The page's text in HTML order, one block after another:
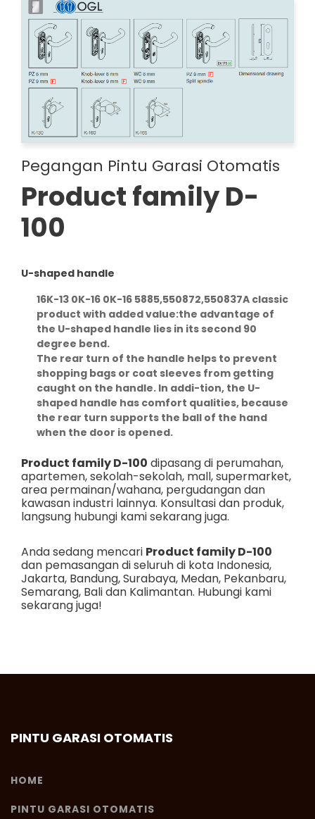
Pegangan Pintu Garasi Otomatis
Product family D-
100
U-shaped handle
16K-13 0K-16 0K-16 5885,550872,550837A classic
product with added value:the advantage of
the U-shaped handle lies in its second 90
degree bend.
The rear turn of the handle helps to prevent
shopping bags or coat sleeves from getting
caught on the handle. In addi-tion, the U-
shaped handle has comfort qualities, because
the rear turn supports the ball of the hand
when the door is opened.
Product family D-100 dipasang di perumahan,
apartemen, sekolah-sekolah, mall, supermarket,
area permainan/wahana, pergudangan dan
kawasan industri lainnya. Konsultasi dan produk,
langsung hubungi kami sekarang juga.
Anda sedang mencari Product family D-100
dan pemasangan di seluruh di kota Indonesia,
Jakarta, Bandung,Surabaya, Medan, Pekanbaru,
Semarang, Balidan Kalimantan. Hubungi kami
sekarang juga!
PINTU GARASI OTOMATIS
HOME
PINTU GARASI OTOMATIS